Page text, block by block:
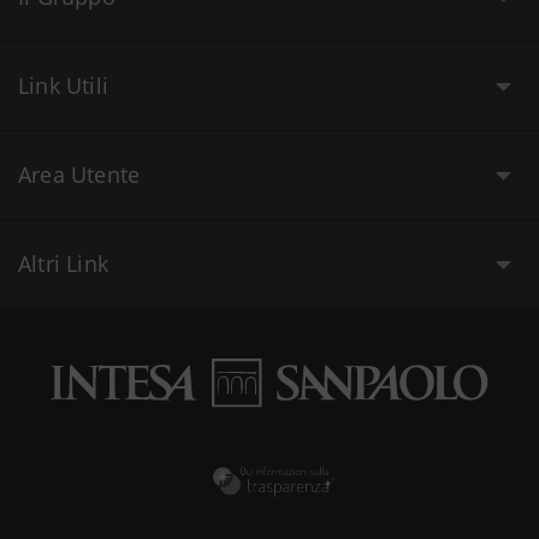
Link Utili
Area Utente
Altri Link